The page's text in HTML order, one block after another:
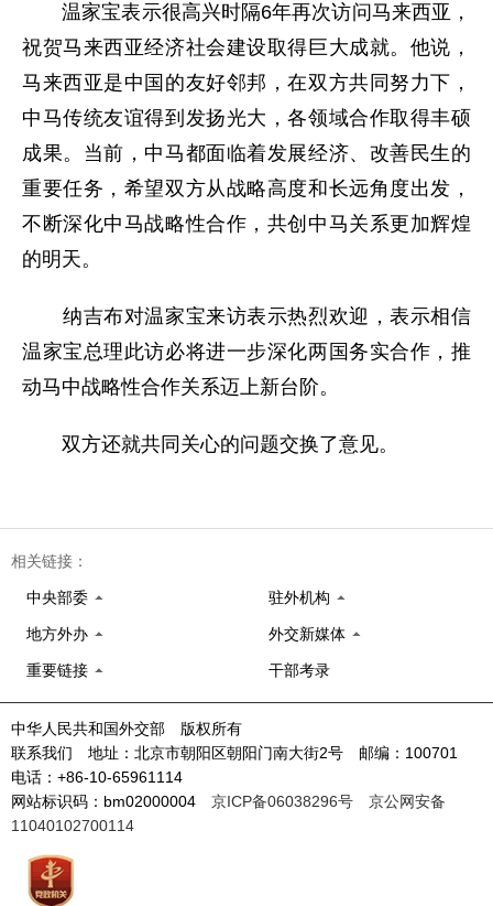
温家宝表示很高兴时隔6年再次访问马来西亚，
祝贺马来西亚经济社会建设取得巨大成就。他说，
马来西亚是中国的友好邻邦，在双方共同努力下，
中马传统友谊得到发扬光大，各领域合作取得丰硕
成果。当前，中马都面临着发展经济、改善民生的
重要任务，希望双方从战略高度和长远角度出发，
不断深化中马战略性合作，共创中马关系更加辉煌
的明天。
纳吉布对温家宝来访表示热烈欢迎，表示相信
温家宝总理此访必将进一步深化两国务实合作，推
动马中战略性合作关系迈上新台阶。
双方还就共同关心的问题交换了意见。
相关链接：
中央部委 驻外机构
地方外办 外交新媒体
重要链接 干部考录
中华人民共和国外交部 版权所有
联系我们 地址：北京市朝阳区朝阳门南大街2号 邮编：100701
电话：+86-10-65961114
网站标识码：bm02000004 京ICP备06038296号
京公网安备
11040102700114